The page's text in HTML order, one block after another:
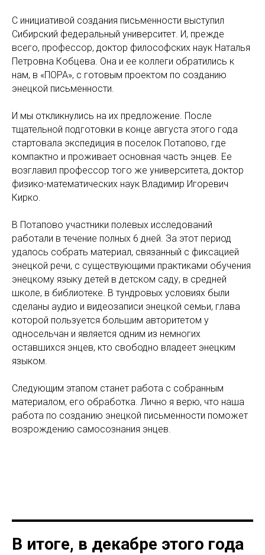
С инициативой создания письменности выступил
Сибирский федеральный университет. И, прежде
всего, профессор, доктор философских наук Наталья
Петровна Кобцева. Она и ее коллеги обратились к
нам, в «ПОРА», с готовым проектом по созданию
энецкой письменности.
И мы откликнулись на их предложение. После
тщательной подготовки в конце августа этого года
стартовала экспедиция в поселок Потапово, где
компактно и проживает основная часть энцев. Ее
возглавил профессор того же университета, доктор
физико-математических наук Владимир Игоревич
Кирко.
В Потапово участники полевых исследований
работали в течение полных 6 дней. За этот период
удалось собрать материал, связанный с фиксацией
энецкой речи, с существующими практиками обучения
энецкому языку детей в детском саду, в средней
школе, в библиотеке. В тундровых условиях были
сделаны аудио и видеозаписи энецкой семьи, глава
которой пользуется большим авторитетом у
односельчан и является одним из немногих
оставшихся энцев, кто свободно владеет энецким
языком.
Следующим этапом станет работа с собранным
материалом, его обработка. Лично я верю, что наша
работа по созданию энецкой письменности поможет
возрождению самосознания энцев.
В итоге, в декабре этого года